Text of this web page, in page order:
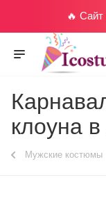
🔥 Сайт
клоуна
Мужские костюмы